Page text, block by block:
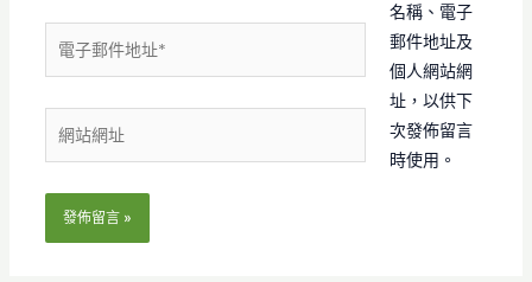
名稱、電子
郵件地址及
個人網站網
址，以供下
次發佈留言
時使用。